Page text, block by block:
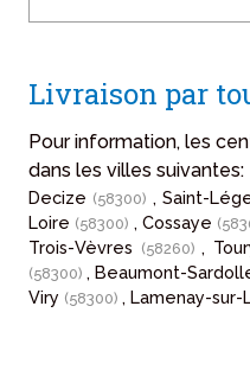
Livraison par
Pour information, les
dans les villes suivantes:
Decize (58300) , Saint-
Loire (58300) , Cossaye
Trois-Vèvres (58260) ,
(58300), Beaumont-
Viry (58300) , Lamenay-sur-